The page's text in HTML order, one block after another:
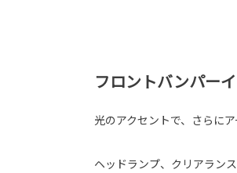
フロントバンパー
光のアクセントで、さらにア
ヘッドランプ、クリアラン